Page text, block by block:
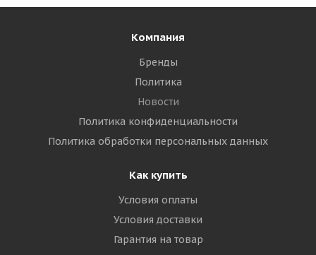
Компания
Бренды
Политика
Новости
Политика конфиденциальности
Политика обработки персональных данных
Как купить
Условия оплаты
Условия доставки
Гарантия на товар